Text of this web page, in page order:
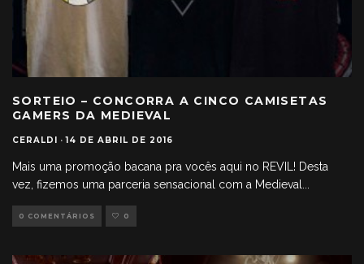
SORTEIO – CONCORRA A CINCO CAMISETAS
GAMERS DA MEDIEVAL
CERALDI · 14 DE ABRIL DE 2016
Mais uma promoção bacana pra vocês aqui no REVIL! Desta
vez, fizemos uma parceria sensacional com a Medieval...
0 COMENTÁRIOS 0